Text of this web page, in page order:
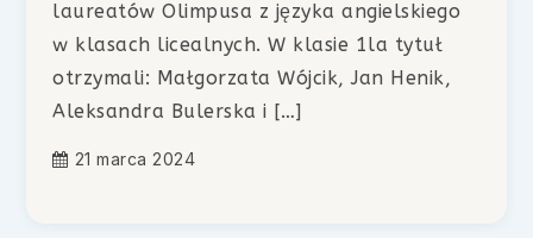
laureatów Olimpusa z języka angielskiego
w klasach licealnych. W klasie 1la tytuł
otrzymali: Małgorzata Wójcik, Jan Henik,
Aleksandra Bulerska i […]
21 marca 2024